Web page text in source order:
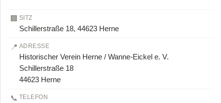
🏢 SITZ
Schillerstraße 18, 44623 Herne
📍 ADRESSE
Historischer Verein Herne / Wanne-Eickel e. V.
Schillerstraße 18
44623 Herne
📞 TELEFON